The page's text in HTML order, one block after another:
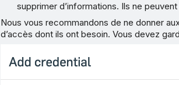
supprimer d’informations. Ils ne
Nous vous recommandons de ne donner
d’accès dont ils ont besoin. Vous devez